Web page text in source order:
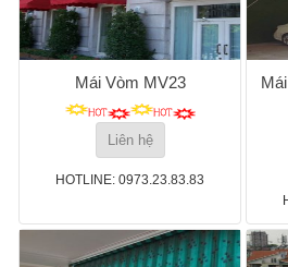
Mái Vòm MV23
Liên hệ
HOTLINE: 0973.23.83.83